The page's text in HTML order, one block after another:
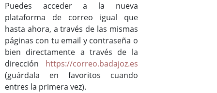
Puedes acceder a la nueva
plataforma de correo igual que
hasta ahora, a través de las mismas
páginas con tu email y contraseña o
bien directamente a través de la
dirección https://correo.badajoz.es
(guárdala en favoritos cuando
entres la primera vez).